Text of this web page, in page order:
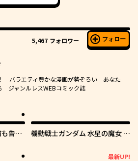
5,467 フォロワー フォロー
バラエティ豊かな漫画が勢ぞろい あなた
ジャンルレスWEBコミック誌
告げ
機動戦士ガンダム 水星の魔女 青
最新UP!